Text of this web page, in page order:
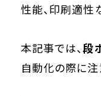
性能、印刷適性
本記事では、段
自動化の際に注